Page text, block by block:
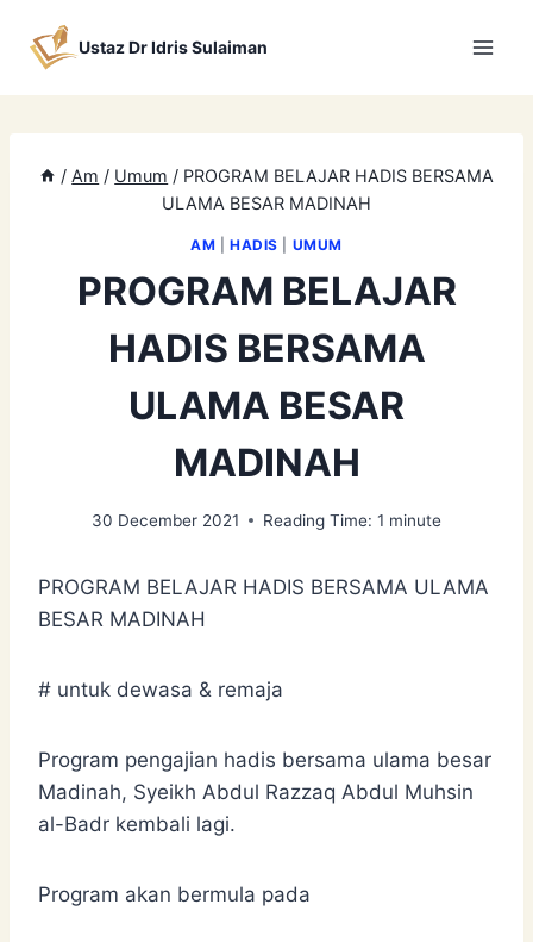
Ustaz Dr Idris Sulaiman
/ Am / Umum / PROGRAM BELAJAR HADIS BERSAMA
ULAMA BESAR MADINAH
AM HADIS UMUM
PROGRAM BELAJAR
HADIS BERSAMA
ULAMA BESAR
MADINAH
30 December 2021 Reading Time: 1 minute
PROGRAM BELAJAR HADIS BERSAMA ULAMA
BESAR MADINAH
# untuk dewasa & remaja
Program pengajian hadis bersama ulama besar
Madinah, Syeikh Abdul Razzaq Abdul Muhsin
al-Badr kembali lagi.
Program akan bermula pada